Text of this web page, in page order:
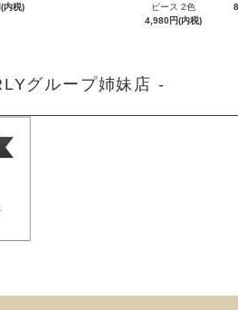
内税)
ピース 2色
4,980円(内税)
グループ姉妹店 -